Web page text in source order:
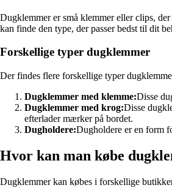
Dugklemmer er små klemmer eller clips,
kan finde den type, der passer bedst til dit
Forskellige typer dugklemmer
Der findes flere forskellige typer
Dugklemmer med klemme:Disse
Dugklemmer med krog:Disse
efterlader mærker på bordet.
Dugholdere:Dugholdere er en form
Hvor kan man købe
Dugklemmer kan købes i forskellige